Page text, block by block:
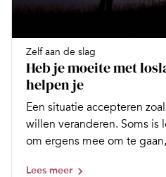
Zelf aan de slag
Heb je moeite met
helpen je
Een situatie accepteren
willen veranderen. Soms is
om ergens mee om te
Lees meer